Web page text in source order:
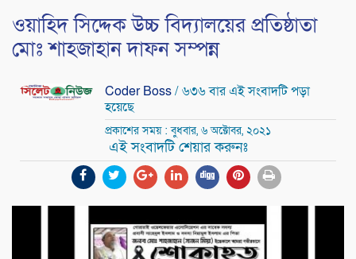
ওয়াহিদ সিদ্দেক উচ্চ বিদ্যালয়ের প্রতিষ্ঠাতা
মোঃ শাহজাহান দাফন সম্পন্ন
Coder Boss/ ৬৩৬ বার এই সংবাদটি পড়া
হয়েছে
প্রকাশের সময় : বুধবার, ৬ অক্টোবর, ২০২১
এই সংবাদটি শেয়ার করুনঃ